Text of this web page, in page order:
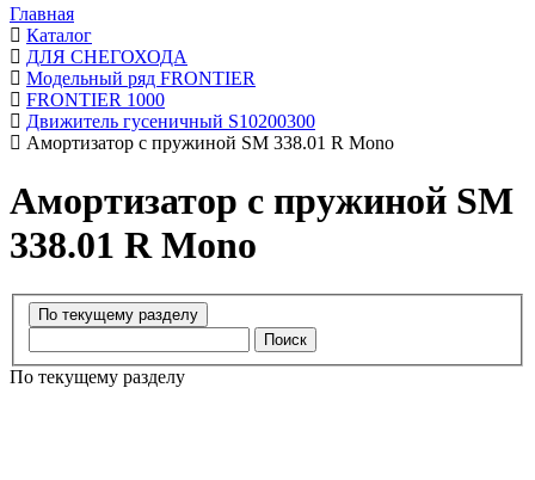
Главная
Каталог
ДЛЯ СНЕГОХОДА
Модельный ряд FRONTIER
FRONTIER 1000
Движитель гусеничный S10200300
Амортизатор с пружиной SM 338.01 R Mono
Амортизатор с пружиной SM
338.01 R Mono
Поиск
По текущему разделу